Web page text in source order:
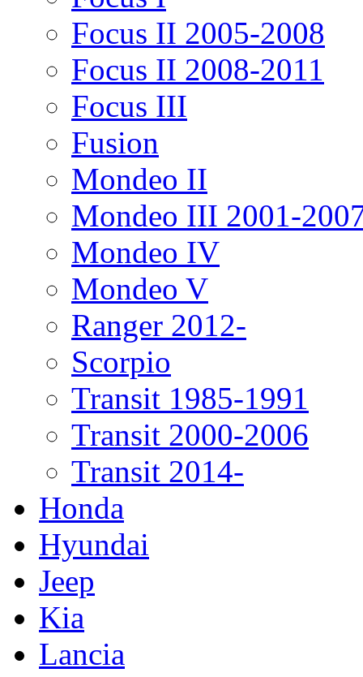
Focus II 2005-2008
Focus II 2008-2011
Focus III
Fusion
Mondeo II
Mondeo III 2001-
Mondeo IV
Mondeo V
Ranger 2012-
Scorpio
Transit 1985-1991
Transit 2000-2006
Transit 2014-
Honda
Hyundai
Jeep
Kia
Lancia